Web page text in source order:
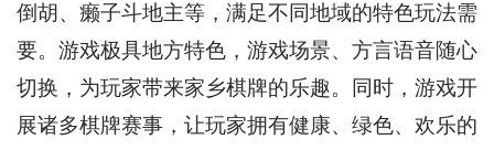
倒胡、癞子斗地主等，满足不同地域的特色玩法需
要。游戏极具地方特色，游戏场景、方言语音随心
切换，为玩家带来家乡棋牌的乐趣。同时，游戏开
展诸多棋牌赛事，让玩家拥有健康、绿色、欢乐的